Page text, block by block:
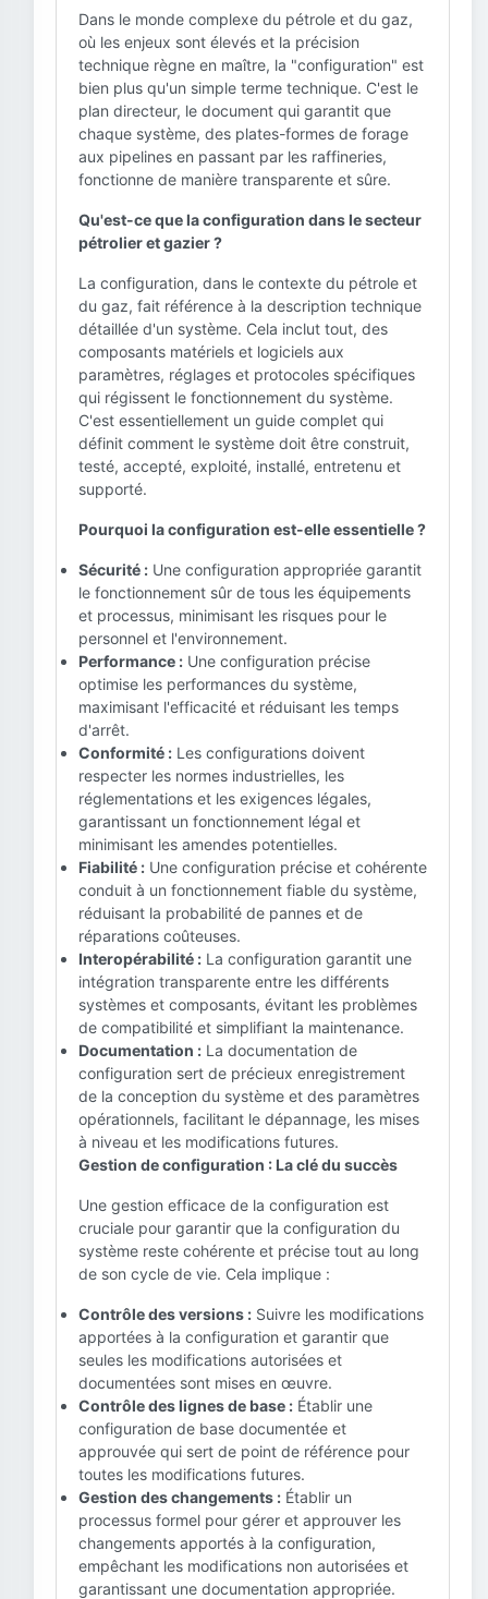
Dans le monde complexe du pétrole et du gaz,
où les enjeux sont élevés et la précision
technique règne en maître, la "configuration" est
bien plus qu'un simple terme technique. C'est le
plan directeur, le document qui garantit que
chaque système, des plates-formes de forage
aux pipelines en passant par les raffineries,
fonctionne de manière transparente et sûre.
Qu'est-ce que la configuration dans le secteur
pétrolier et gazier ?
La configuration, dans le contexte du pétrole et
du gaz, fait référence à la description technique
détaillée d'un système. Cela inclut tout, des
composants matériels et logiciels aux
paramètres, réglages et protocoles spécifiques
qui régissent le fonctionnement du système.
C'est essentiellement un guide complet qui
définit comment le système doit être construit,
testé, accepté, exploité, installé, entretenu et
supporté.
Pourquoi la configuration est-elle essentielle ?
Sécurité : Une configuration appropriée garantit
le fonctionnement sûr de tous les équipements
et processus, minimisant les risques pour le
personnel et l'environnement.
Performance : Une configuration précise
optimise les performances du système,
maximisant l'efficacité et réduisant les temps
d'arrêt.
Conformité : Les configurations doivent
respecter les normes industrielles, les
réglementations et les exigences légales,
garantissant un fonctionnement légal et
minimisant les amendes potentielles.
Fiabilité : Une configuration précise et cohérente
conduit à un fonctionnement fiable du système,
réduisant la probabilité de pannes et de
réparations coûteuses.
Interopérabilité : La configuration garantit une
intégration transparente entre les différents
systèmes et composants, évitant les problèmes
de compatibilité et simplifiant la maintenance.
Documentation : La documentation de
configuration sert de précieux enregistrement
de la conception du système et des paramètres
opérationnels, facilitant le dépannage, les mises
à niveau et les modifications futures.
Gestion de configuration : La clé du succès
Une gestion efficace de la configuration est
cruciale pour garantir que la configuration du
système reste cohérente et précise tout au long
de son cycle de vie. Cela implique :
Contrôle des versions : Suivre les modifications
apportées à la configuration et garantir que
seules les modifications autorisées et
documentées sont mises en œuvre.
Contrôle des lignes de base : Établir une
configuration de base documentée et
approuvée qui sert de point de référence pour
toutes les modifications futures.
Gestion des changements : Établir un
processus formel pour gérer et approuver les
changements apportés à la configuration,
empêchant les modifications non autorisées et
garantissant une documentation appropriée.